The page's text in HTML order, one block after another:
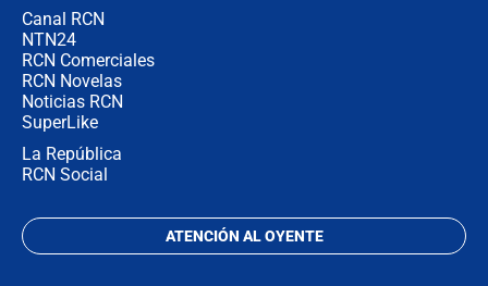
Canal RCN
NTN24
RCN Comerciales
RCN Novelas
Noticias RCN
SuperLike
La República
RCN Social
ATENCIÓN AL OYENTE